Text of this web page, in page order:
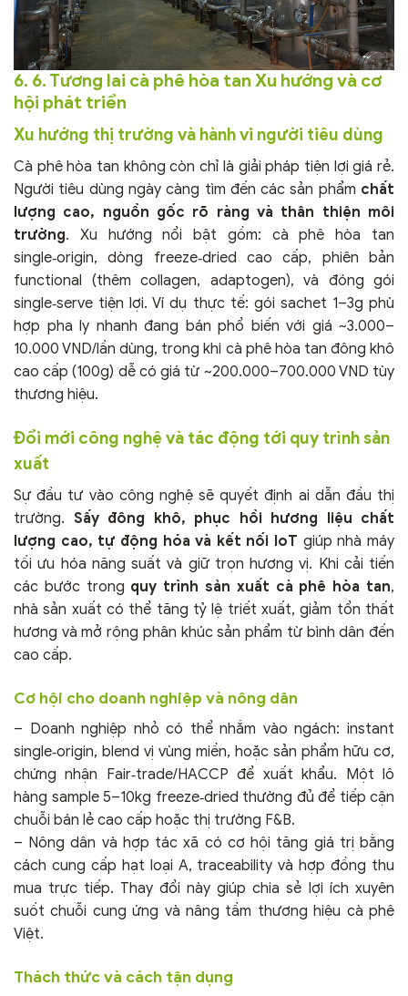
6. 6. Tương lai cà phê hòa tan Xu hướng và cơ
hội phát triển
Xu hướng thị trường và hành vi người tiêu dùng
Cà phê hòa tan không còn chỉ là giải pháp tiện lợi giá rẻ.
Người tiêu dùng ngày càng tìm đến các sản phẩm chất
lượng cao, nguồn gốc rõ ràng và thân thiện môi
trường. Xu hướng nổi bật gồm: cà phê hòa tan
single‑origin, dòng freeze‑dried cao cấp, phiên bản
functional (thêm collagen, adaptogen), và đóng gói
single‑serve tiện lợi. Ví dụ thực tế: gói sachet 1–3g phù
hợp pha ly nhanh đang bán phổ biến với giá ~3.000–
10.000 VND/lần dùng, trong khi cà phê hòa tan đông khô
cao cấp (100g) dễ có giá từ ~200.000–700.000 VND tùy
thương hiệu.
Đổi mới công nghệ và tác động tới quy trình sản
xuất
Sự đầu tư vào công nghệ sẽ quyết định ai dẫn đầu thị
trường. Sấy đông khô, phục hồi hương liệu chất
lượng cao, tự động hóa và kết nối IoT giúp nhà máy
tối ưu hóa năng suất và giữ trọn hương vị. Khi cải tiến
các bước trong quy trình sản xuất cà phê hòa tan,
nhà sản xuất có thể tăng tỷ lệ triết xuất, giảm tổn thất
hương và mở rộng phân khúc sản phẩm từ bình dân đến
cao cấp.
Cơ hội cho doanh nghiệp và nông dân
– Doanh nghiệp nhỏ có thể nhắm vào ngách: instant
single‑origin, blend vị vùng miền, hoặc sản phẩm hữu cơ,
chứng nhận Fair‑trade/HACCP để xuất khẩu. Một lô
hàng sample 5–10kg freeze‑dried thường đủ để tiếp cận
chuỗi bán lẻ cao cấp hoặc thị trường F&B.
– Nông dân và hợp tác xã có cơ hội tăng giá trị bằng
cách cung cấp hạt loại A, traceability và hợp đồng thu
mua trực tiếp. Thay đổi này giúp chia sẻ lợi ích xuyên
suốt chuỗi cung ứng và nâng tầm thương hiệu cà phê
Việt.
Thách thức và cách tận dụng